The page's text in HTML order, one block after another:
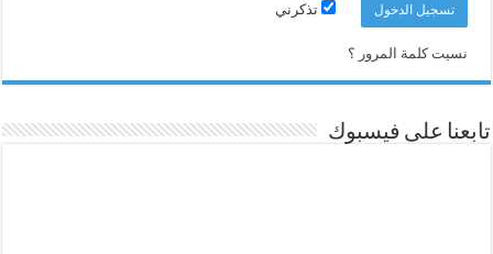
تذكرني
نسيت كلمة المرور ؟
تابعنا على فيسبوك